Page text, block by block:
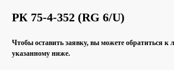
РК 75-4-352 (RG 6/U)
Чтобы оставить заявку, вы можете обратиться к
указанному ниже.